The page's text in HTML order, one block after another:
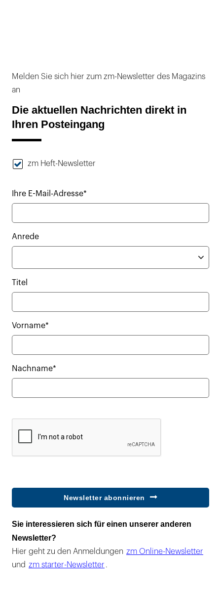
Melden Sie sich hier zum zm-Newsletter des Magazins
an
Die aktuellen Nachrichten direkt in
Ihren Posteingang
zm Heft-Newsletter
Ihre E-Mail-Adresse*
Anrede
Titel
Vorname*
Nachname*
Newsletter abonnieren
Sie interessieren sich für einen unserer anderen
Newsletter?
Hier geht zu den Anmeldungen zm Online-Newsletter
und zm starter-Newsletter .